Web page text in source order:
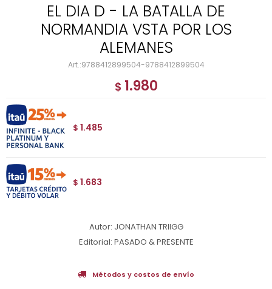
EL DIA D - LA BATALLA DE
NORMANDIA VSTA POR LOS
ALEMANES
9788412899504-9788412899504
$ 1.980
$ 1.485
$ 1.683
Autor: JONATHAN TRIIGG
Editorial: PASADO & PRESENTE
Métodos y costos de envío